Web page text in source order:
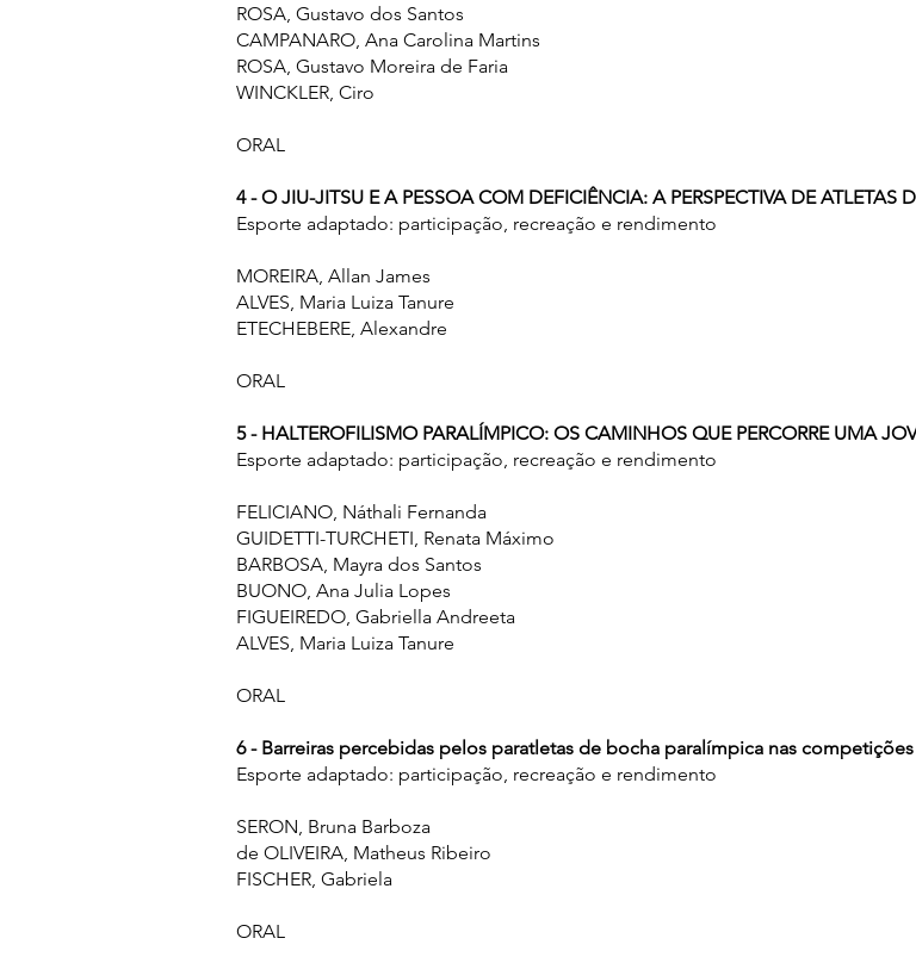
ROSA, Gustavo dos Santos
CAMPANARO, Ana Carolina Martins
ROSA, Gustavo Moreira de Faria
WINCKLER, Ciro
ORAL
4 - O JIU-JITSU E A PESSOA COM DEFICIÊNCIA: A PERSPECTIVA DE ATLETAS
Esporte adaptado: participação, recreação e rendimento
MOREIRA, Allan James
⁠ALVES, Maria Luiza Tanure
ETECHEBERE, Alexandre
ORAL
5 - HALTEROFILISMO PARALÍMPICO: OS CAMINHOS QUE PERCORRE UMA
Esporte adaptado: participação, recreação e rendimento
FELICIANO, Náthali Fernanda
GUIDETTI-TURCHETI, Renata Máximo
BARBOSA, Mayra dos Santos
BUONO, Ana Julia Lopes
FIGUEIREDO, Gabriella Andreeta
ALVES, Maria Luiza Tanure
ORAL
6 - Barreiras percebidas pelos paratletas de bocha paralímpica nas
Esporte adaptado: participação, recreação e rendimento
SERON, Bruna Barboza
de OLIVEIRA, Matheus Ribeiro
FISCHER, Gabriela
ORAL